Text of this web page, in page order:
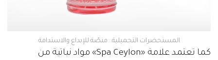
المستحضرات التجميلية.. منصّة للإبداع والاستدامة
كما تعتمد علامة «Spa Ceylon» مواد نباتية من